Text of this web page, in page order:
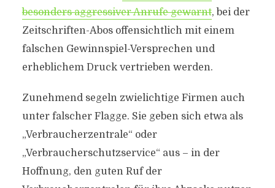
besonders aggressiver Anrufe gewarnt, bei der
Zeitschriften-Abos offensichtlich mit einem
falschen Gewinnspiel-Versprechen und
erheblichem Druck vertrieben werden.
Zunehmend segeln zwielichtige Firmen auch
unter falscher Flagge. Sie geben sich etwa als
„Verbraucherzentrale“ oder
„Verbraucherschutzservice“ aus – in der
Hoffnung, den guten Ruf der